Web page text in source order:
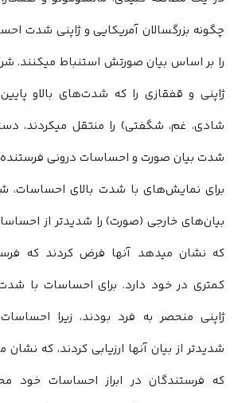
چگونه بزرگسالان آمریکایی و ژاپنی
را بر اساس بیان صورتش استنباط میکنند.
ژاپنی و قفقازی را که شدت‌های بالاو
شادی، غم، شگفتی) را منتقل میکردند،
شدت بیان صورت و احساسات درونی فرستنده
برای نمایش‌های با شدت بالای احساسات،
بیان‌های خارجی (صورت) را شدیدتر از
که نشان میدهد آنها فرض کردند که
کمتری در خود دارد. برای احساسات با
ژاپنی منحصر به فرد بودند، زیرا
شدیدتر از بیان آنها ارزیابی کردند، که
که فرستندگان در ابراز احساسات خود